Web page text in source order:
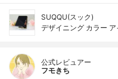
SUQQU(スック)
デザイニング カラー ア
公式レビュアー
フモきち